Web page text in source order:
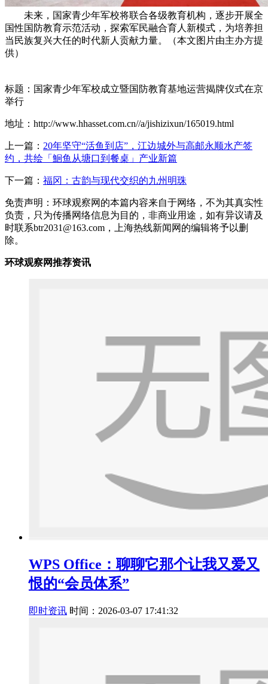
未来，国家青少年军校将联合各级教育机构，逐步开展全
国性国防教育示范活动，探索军民融合育人新模式，为培养担
当民族复兴大任的时代新人贡献力量。（本文图片由主办方提
供）
标题：国家青少年军校成立暨国防教育基地运营揭牌仪式在京
举行
地址：http://www.hhasset.com.cn//a/jishizixun/165019.html
上一篇： 20年坚守“活鱼到店”，江边城外与高邮永顺水产签
约，共绘「鮰鱼从塘口到餐桌」产业新篇
下一篇： 福冈：古韵与现代交织的九州明珠
免责声明：环球观察网的本篇内容来自于网络，不为其真实性
负责，只为传播网络信息为目的，非商业用途，如有异议请及
时联系btr2031@163.com，上海热线新闻网的编辑将予以删
除。
环球观察网推荐资讯
WPS Office：聊聊它那个让我又爱又
恨的“会员体系”
即时资讯 时间：2026-03-07 17:41:32